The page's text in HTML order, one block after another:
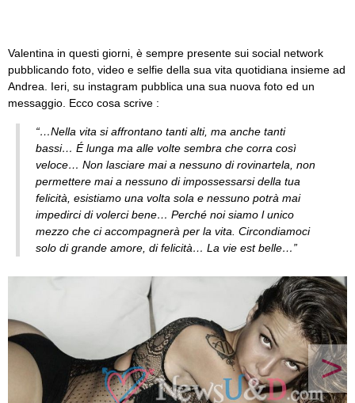
Valentina in questi giorni, è sempre presente sui social network
pubblicando foto, video e selfie della sua vita quotidiana insieme ad
Andrea. Ieri, su instagram pubblica una sua nuova foto ed un
messaggio. Ecco cosa scrive :
“…Nella vita si affrontano tanti alti, ma anche tanti
bassi… É lunga ma alle volte sembra che corra così
veloce… Non lasciare mai a nessuno di rovinartela, non
permettere mai a nessuno di impossessarsi della tua
felicità, esistiamo una volta sola e nessuno potrà mai
impedirci di volerci bene… Perché noi siamo l unico
mezzo che ci accompagnerà per la vita. Circondiamoci
solo di grande amore, di felicità… La vie est belle…”
>